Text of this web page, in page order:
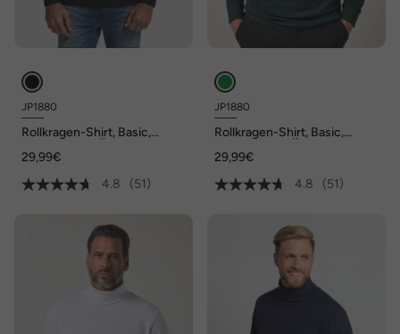
JP1880
Rollkragen-Shirt, Basic,
29,99€
4.8
(51)
JP1880
Rollkragen-Shirt, Basic,
29,99€
4.8
(51)